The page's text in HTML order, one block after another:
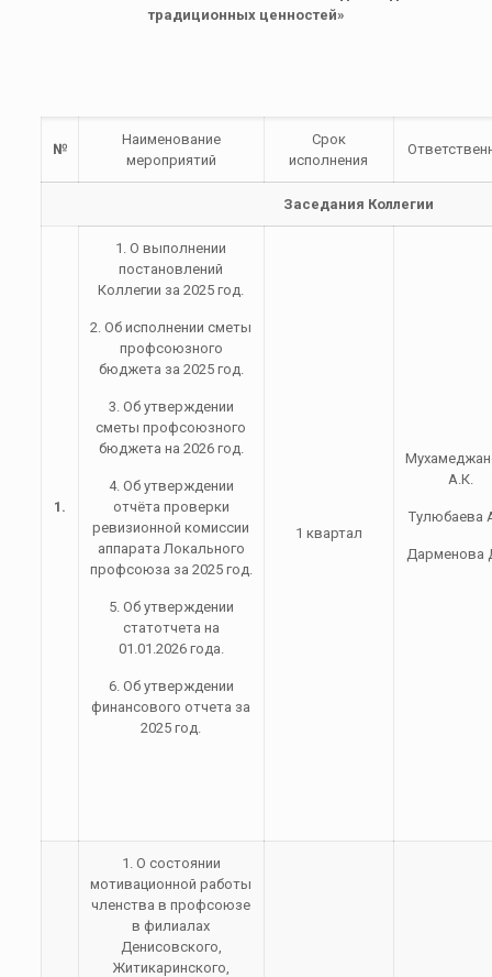
традиционных ценностей»
№
Наименование
мероприятий
Срок
исполнения
Заседания Коллегии
1.
1. О выполнении
постановлений
Коллегии за 2025 год.
2. Об исполнении сметы
профсоюзного
бюджета за 2025 год.
3. Об утверждении
сметы профсоюзного
бюджета на 2026 год.
4. Об утверждении
отчёта проверки
ревизионной комиссии
аппарата Локального
профсоюза за 2025 год.
5. Об утверждении
статотчета на
01.01.2026 года.
6. Об утверждении
финансового отчета за
2025 год.
1 квартал
А.К.
Тулюбаева
Дарменова
1. О состоянии
мотивационной работы
членства в профсоюзе
в филиалах
Денисовского,
Житикаринского,